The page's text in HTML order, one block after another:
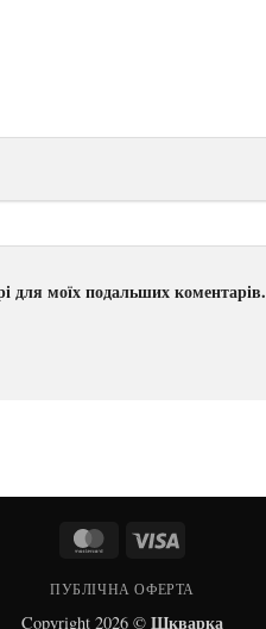
для моїх подальших коментарів.
MasterCard
ПУБЛІЧНА ОФЕРТА
Copyright 2026 © Шкварка